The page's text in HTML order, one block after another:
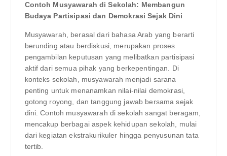
Contoh Musyawarah di Sekolah: Membangun
Budaya Partisipasi dan Demokrasi Sejak Dini
Musyawarah, berasal dari bahasa Arab yang berarti
berunding atau berdiskusi, merupakan proses
pengambilan keputusan yang melibatkan partisipasi
aktif dari semua pihak yang berkepentingan. Di
konteks sekolah, musyawarah menjadi sarana
penting untuk menanamkan nilai-nilai demokrasi,
gotong royong, dan tanggung jawab bersama sejak
dini. Contoh musyawarah di sekolah sangat beragam,
mencakup berbagai aspek kehidupan sekolah, mulai
dari kegiatan ekstrakurikuler hingga penyusunan tata
tertib.